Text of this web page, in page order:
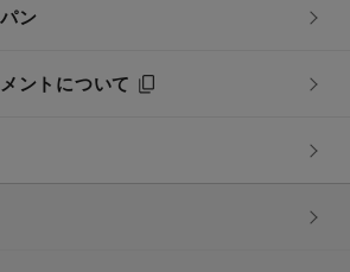
ン
ントについて